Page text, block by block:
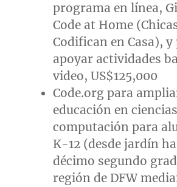
programa en línea,
Code at Home
Codifican en Casa), y
apoyar actividades
video,US$125,000
Code.org para
educación en
computación para
K-12 (desde jardín
décimo segundo
región de DFW